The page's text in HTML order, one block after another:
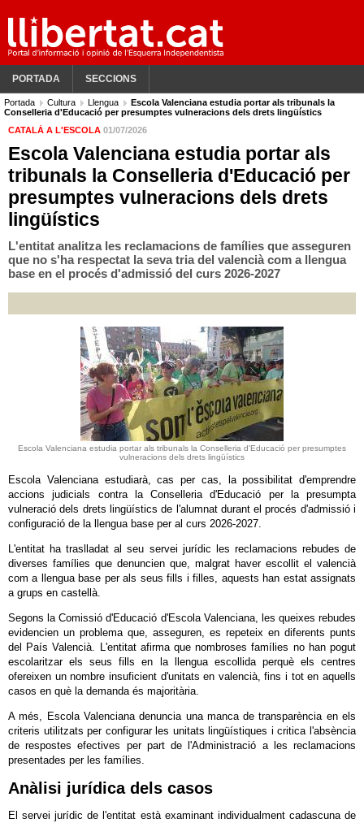
PORTADA SECCIONS
Portada Cultura Llengua
Escola Valenciana estudia portar als tribunals la
Conselleria d'Educació per presumptes vulneracions dels drets lingüístics
CATALÀ A L'ESCOLA 01/07/2026
Escola Valenciana estudia portar als
tribunals la Conselleria d'Educació per
presumptes vulneracions dels drets
lingüístics
L'entitat analitza les reclamacions de famílies que asseguren
que no s'ha respectat la seva tria del valencià com a llengua
base en el procés d'admissió del curs 2026-2027
Escola Valenciana estudia portar als tribunals la Conselleria d'Educació per presumptes
vulneracions dels drets lingüístics
Escola Valenciana estudiarà, cas per cas, la possibilitat d'emprendre
accions judicials contra la Conselleria d'Educació per la presumpta
vulneració dels drets lingüístics de l'alumnat durant el procés d'admissió i
configuració de la llengua base per al curs 2026-2027.
L'entitat ha traslladat al seu servei jurídic les reclamacions rebudes de
diverses famílies que denuncien que, malgrat haver escollit el valencià
com a llengua base per als seus fills i filles, aquests han estat assignats
a grups en castellà.
Segons la Comissió d'Educació d'Escola Valenciana, les queixes rebudes
evidencien un problema que, asseguren, es repeteix en diferents punts
del País Valencià. L'entitat afirma que nombroses famílies no han pogut
escolaritzar els seus fills en la llengua escollida perquè els centres
ofereixen un nombre insuficient d'unitats en valencià, fins i tot en aquells
casos en què la demanda és majoritària.
A més, Escola Valenciana denuncia una manca de transparència en els
criteris utilitzats per configurar les unitats lingüístiques i critica l'absència
de respostes efectives per part de l'Administració a les reclamacions
presentades per les famílies.
Anàlisi jurídica dels casos
El servei jurídic de l'entitat està examinant individualment cadascuna de